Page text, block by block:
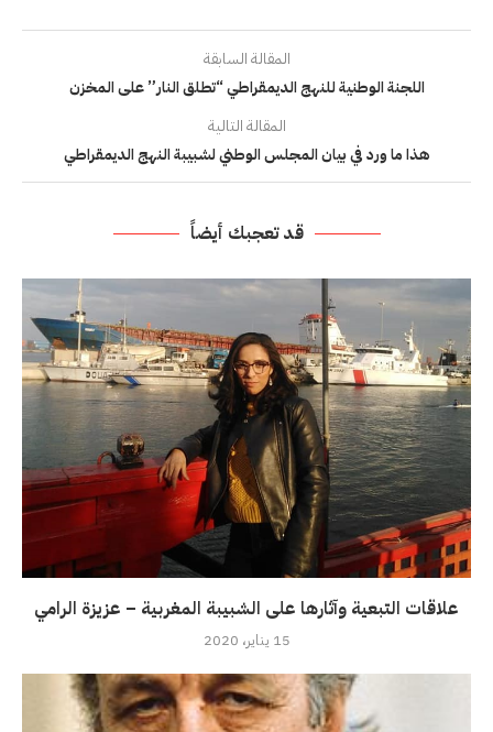
المقالة السابقة
اللجنة الوطنية للنهج الديمقراطي “تطلق النار” على المخزن
المقالة التالية
هذا ما ورد في بيان المجلس الوطني لشبيبة النهج الديمقراطي
قد تعجبك أيضاً
علاقات التبعية وآثارها على الشبيبة المغربية – عزيزة الرامي
15 يناير، 2020